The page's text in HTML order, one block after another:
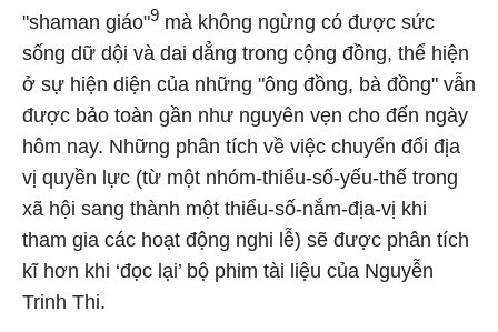
"shaman giáo"9 mà không ngừng có được sức
sống dữ dội và dai dẳng trong cộng đồng, thể hiện
ở sự hiện diện của những "ông đồng, bà đồng" vẫn
được bảo toàn gần như nguyên vẹn cho đến ngày
hôm nay. Những phân tích về việc chuyển đổi địa
vị quyền lực (từ một nhóm-thiểu-số-yếu-thế trong
xã hội sang thành một thiểu-số-nắm-địa-vị khi
tham gia các hoạt động nghi lễ) sẽ được phân tích
kĩ hơn khi ‘đọc lại’ bộ phim tài liệu của Nguyễn
Trinh Thi.